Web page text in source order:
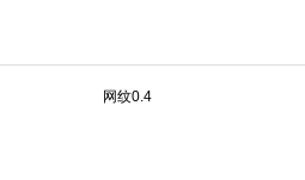
网纹0.4